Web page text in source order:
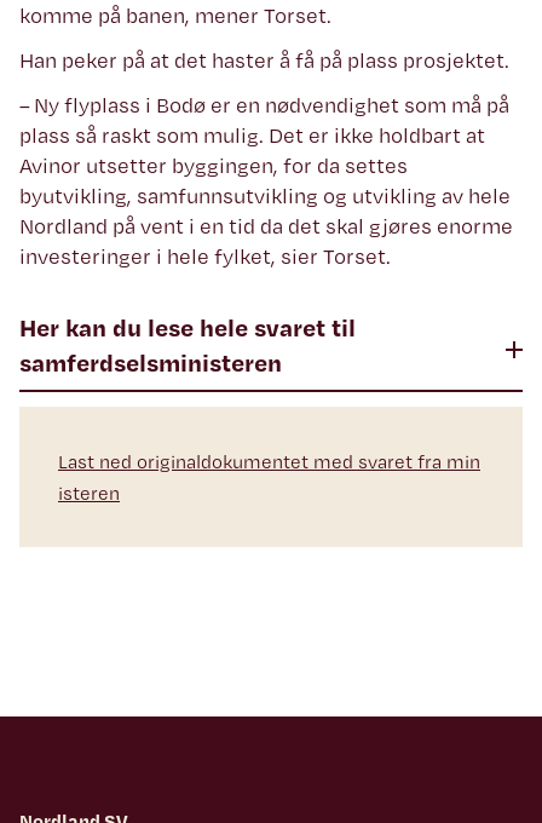
komme på banen, mener Torset.
Han peker på at det haster å få på plass prosjektet.
– Ny flyplass i Bodø er en nødvendighet som må på
plass så raskt som mulig. Det er ikke holdbart at
Avinor utsetter byggingen, for da settes
byutvikling, samfunnsutvikling og utvikling av hele
Nordland på vent i en tid da det skal gjøres enorme
investeringer i hele fylket, sier Torset.
Her kan du lese hele svaret til
samferdselsministeren
Last ned originaldokumentet med svaret fra min
isteren